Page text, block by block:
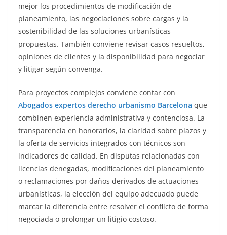
mejor los procedimientos de modificación de
planeamiento, las negociaciones sobre cargas y la
sostenibilidad de las soluciones urbanísticas
propuestas. También conviene revisar casos resueltos,
opiniones de clientes y la disponibilidad para negociar
y litigar según convenga.
Para proyectos complejos conviene contar con
Abogados expertos derecho urbanismo Barcelona que
combinen experiencia administrativa y contenciosa. La
transparencia en honorarios, la claridad sobre plazos y
la oferta de servicios integrados con técnicos son
indicadores de calidad. En disputas relacionadas con
licencias denegadas, modificaciones del planeamiento
o reclamaciones por daños derivados de actuaciones
urbanísticas, la elección del equipo adecuado puede
marcar la diferencia entre resolver el conflicto de forma
negociada o prolongar un litigio costoso.